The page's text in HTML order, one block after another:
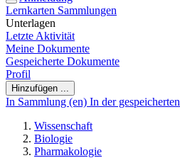
Lernkarten Sammlungen
Unterlagen
Letzte Aktivität
Meine Dokumente
Gespeicherte Dokumente
Profil
Hinzufügen ...
In Sammlung (en) In der gespeicherten
Wissenschaft
Biologie
Pharmakologie